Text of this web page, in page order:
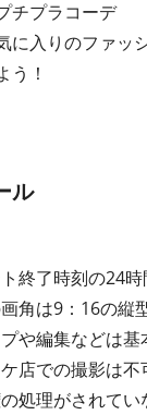
チプラコーデ
に入りのファッ
う！
ル
終了時刻の24
角は9：16の縦
や編集などは基
店での撮影は不
処理がされてい